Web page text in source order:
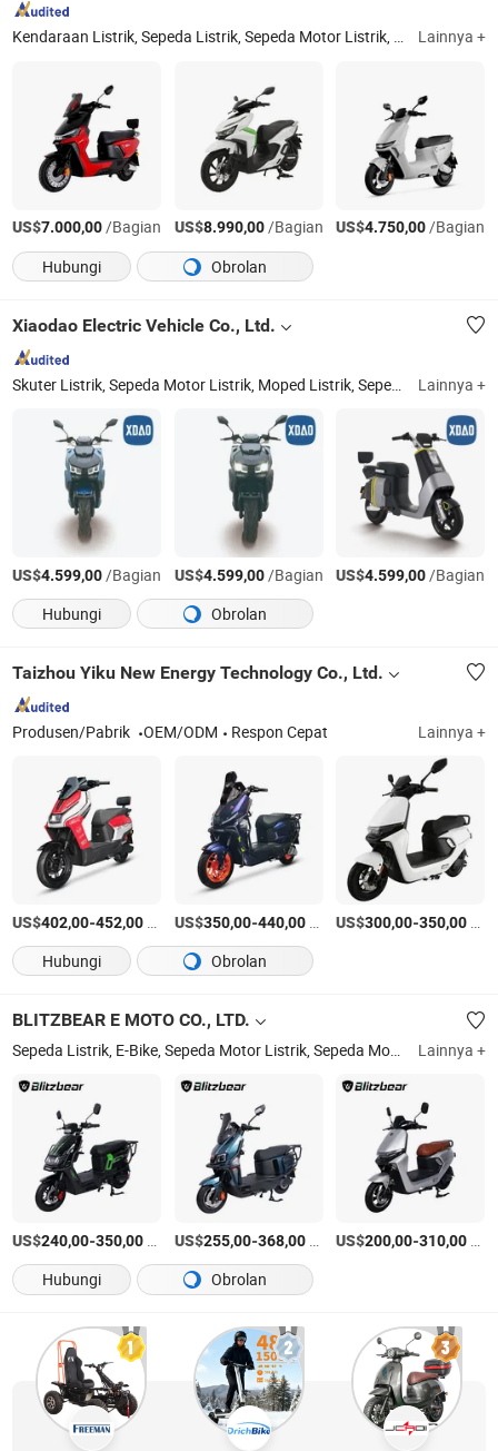
Kendaraan Listrik, Sepeda Listrik, Sepeda Motor Listrik, Skuter Listrik, E-Sepeda, E-Sepeda Motor, E-Skuter, E-Kendaraan, E-Motor Lainnya +
US$7.000,00/Bagian US$8.990,00/Bagian US$4.750,00/Bagian
Hubungi
Obrolan
Xiaodao Electric Vehicle Co., Ltd.
Lainnya +
US$4.599,00/Bagian US$4.599,00/Bagian US$4.599,00/Bagian
Hubungi
Obrolan
Taizhou Yiku New Energy Technology Co., Ltd.
Produsen/Pabrik OEM/ODM Respon Cepat Lainnya +
US$402,00-452,00 US$350,00-440,00/Unit US$300,00-350,00
Hubungi
Obrolan
BLITZBEAR E MOTO CO., LTD.
Sepeda Listrik, E-Bike, Sepeda Motor Listrik, Sepeda Motor, Skuter Listrik, Motor Listrik, Trike Listrik, Sepeda Listrik, Kendaraan Listrik, Moped Listrik Lainnya +
US$240,00-350,00 US$255,00-368,00/Atur US$200,00-310,00
Hubungi
Obrolan